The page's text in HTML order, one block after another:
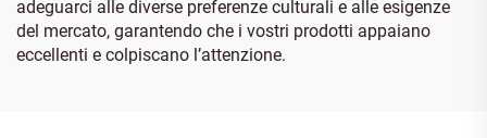
adeguarci alle diverse preferenze culturali e alle esigenze
del mercato, garantendo che i vostri prodotti appaiano
eccellenti e colpiscano l’attenzione.